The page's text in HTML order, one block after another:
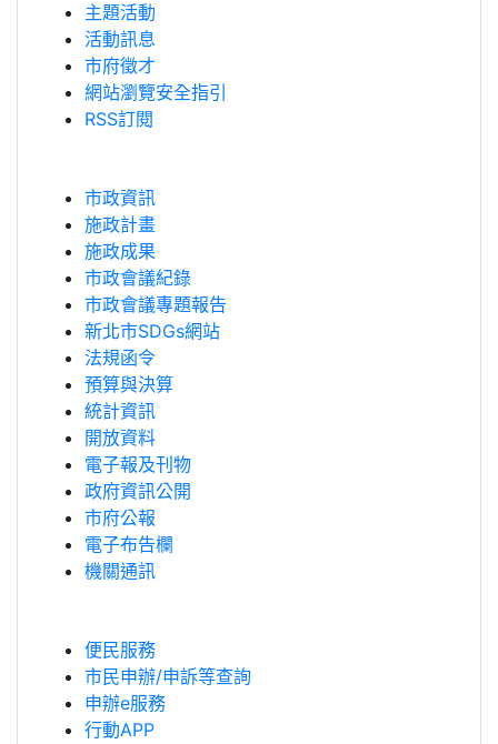
主題活動
活動訊息
市府徵才
網站瀏覽安全指引
RSS訂閱
市政資訊
施政計畫
施政成果
市政會議紀錄
市政會議專題報告
新北市SDGs網站
法規函令
預算與決算
統計資訊
開放資料
電子報及刊物
政府資訊公開
市府公報
電子布告欄
機關通訊
便民服務
市民申辦/申訴等查詢
申辦e服務
行動APP